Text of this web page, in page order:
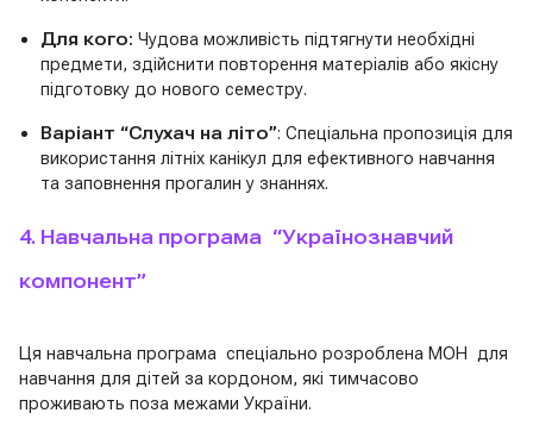
Для кого: Чудова можливість підтягнути необхідні
предмети, здійснити повторення матеріалів або якісну
підготовку до нового семестру.
Варіант “Слухач на літо”: Спеціальна пропозиція для
використання літніх канікул для ефективного навчання
та заповнення прогалин у знаннях.
4. Навчальна програма “Українознавчий
компонент”
Ця навчальна програма спеціально розроблена МОН для
навчання для дітей за кордоном, які тимчасово
проживають поза межами України.